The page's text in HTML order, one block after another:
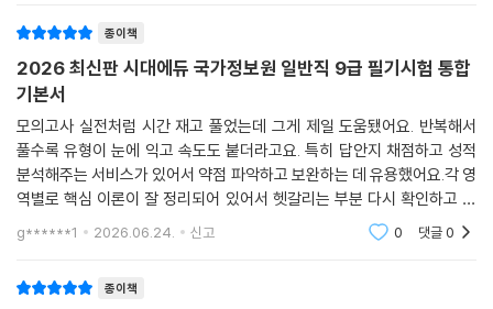
종이책
2026 최신판 시대에듀 국가정보원 일반직 9급 필기시험 통합
기본서
모의고사 실전처럼 시간 재고 풀었는데 그게 제일 도움됐어요. 반복해서
풀수록 유형이 눈에 익고 속도도 붙더라고요. 특히 답안지 채점하고 성적
분석해주는 서비스가 있어서 약점 파악하고 보완하는 데 유용했어요.각 영
역별로 핵심 이론이 잘 정리되어 있어서 헷갈리는 부분 다시 확인하고 넘
어가기 좋았어요. 특히 일반상식은 범위가 넓어서 막막했는데, 중요한 내
용 위주로 압축되어
g******1 2026.06.24. 신고 0 댓글0
종이책